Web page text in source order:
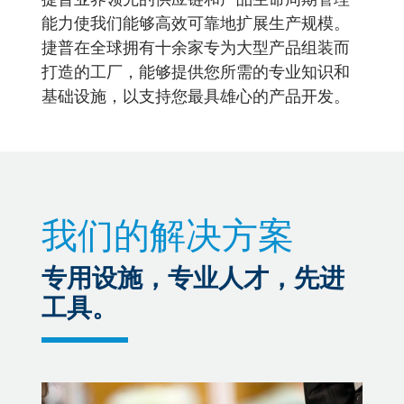
能力使我们能够高效可靠地扩展生产规模。
捷普在全球拥有十余家专为大型产品组装而
打造的工厂，能够提供您所需的专业知识和
基础设施，以支持您最具雄心的产品开发。
我们的解决方案
专用设施，专业人才，先进
工具。